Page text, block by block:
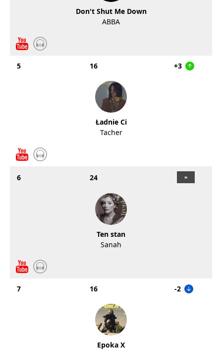
Don't Shut Me Down
ABBA
5 16 +3
Ładnie Ci
Tacher
6 24
Ten stan
Sanah
7 16 -2
Epoka X